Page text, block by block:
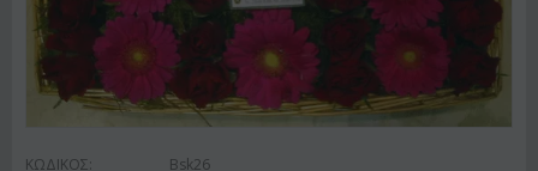
ΚΩΔΙΚΟΣ: Bsk26